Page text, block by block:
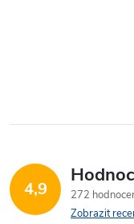
4,9
272
Zobrazit